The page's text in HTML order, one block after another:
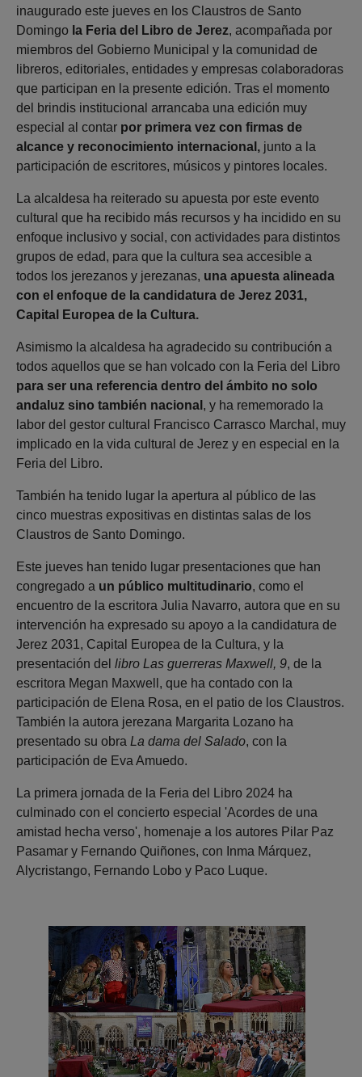
inaugurado este jueves en los Claustros de Santo
Domingo la Feria del Libro de Jerez, acompañada por
miembros del Gobierno Municipal y la comunidad de
libreros, editoriales, entidades y empresas colaboradoras
que participan en la presente edición. Tras el momento
del brindis institucional arrancaba una edición muy
especial al contar por primera vez con firmas de
alcance y reconocimiento internacional, junto a la
participación de escritores, músicos y pintores locales.
La alcaldesa ha reiterado su apuesta por este evento
cultural que ha recibido más recursos y ha incidido en su
enfoque inclusivo y social, con actividades para distintos
grupos de edad, para que la cultura sea accesible a
todos los jerezanos y jerezanas, una apuesta alineada
con el enfoque de la candidatura de Jerez 2031,
Capital Europea de la Cultura.
Asimismo la alcaldesa ha agradecido su contribución a
todos aquellos que se han volcado con la Feria del Libro
para ser una referencia dentro del ámbito no solo
andaluz sino también nacional , y ha rememorado la
labor del gestor cultural Francisco Carrasco Marchal, muy
implicado en la vida cultural de Jerez y en especial en la
Feria del Libro.
También ha tenido lugar la apertura al público de las
cinco muestras expositivas en distintas salas de los
Claustros de Santo Domingo.
Este jueves han tenido lugar presentaciones que han
congregado a un público multitudinario, como el
encuentro de la escritora Julia Navarro, autora que en su
intervención ha expresado su apoyo a la candidatura de
Jerez 2031, Capital Europea de la Cultura, y la
presentación del libro Las guerreras Maxwell, 9, de la
escritora Megan Maxwell, que ha contado con la
participación de Elena Rosa, en el patio de los Claustros.
También la autora jerezana Margarita Lozano ha
presentado su obra La dama del Salado, con la
participación de Eva Amuedo.
La primera jornada de la Feria del Libro 2024 ha
culminado con el concierto especial 'Acordes de una
amistad hecha verso', homenaje a los autores Pilar Paz
Pasamar y Fernando Quiñones, con Inma Márquez,
Alycristango, Fernando Lobo y Paco Luque.